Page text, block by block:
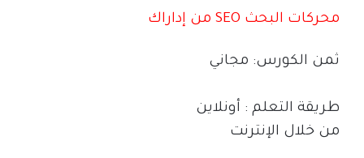
محركات البحثSEOمن إداراك
ثمن الكورس: مجاني
طريقة التعلم : أونلاين
من خلال الإنترنت